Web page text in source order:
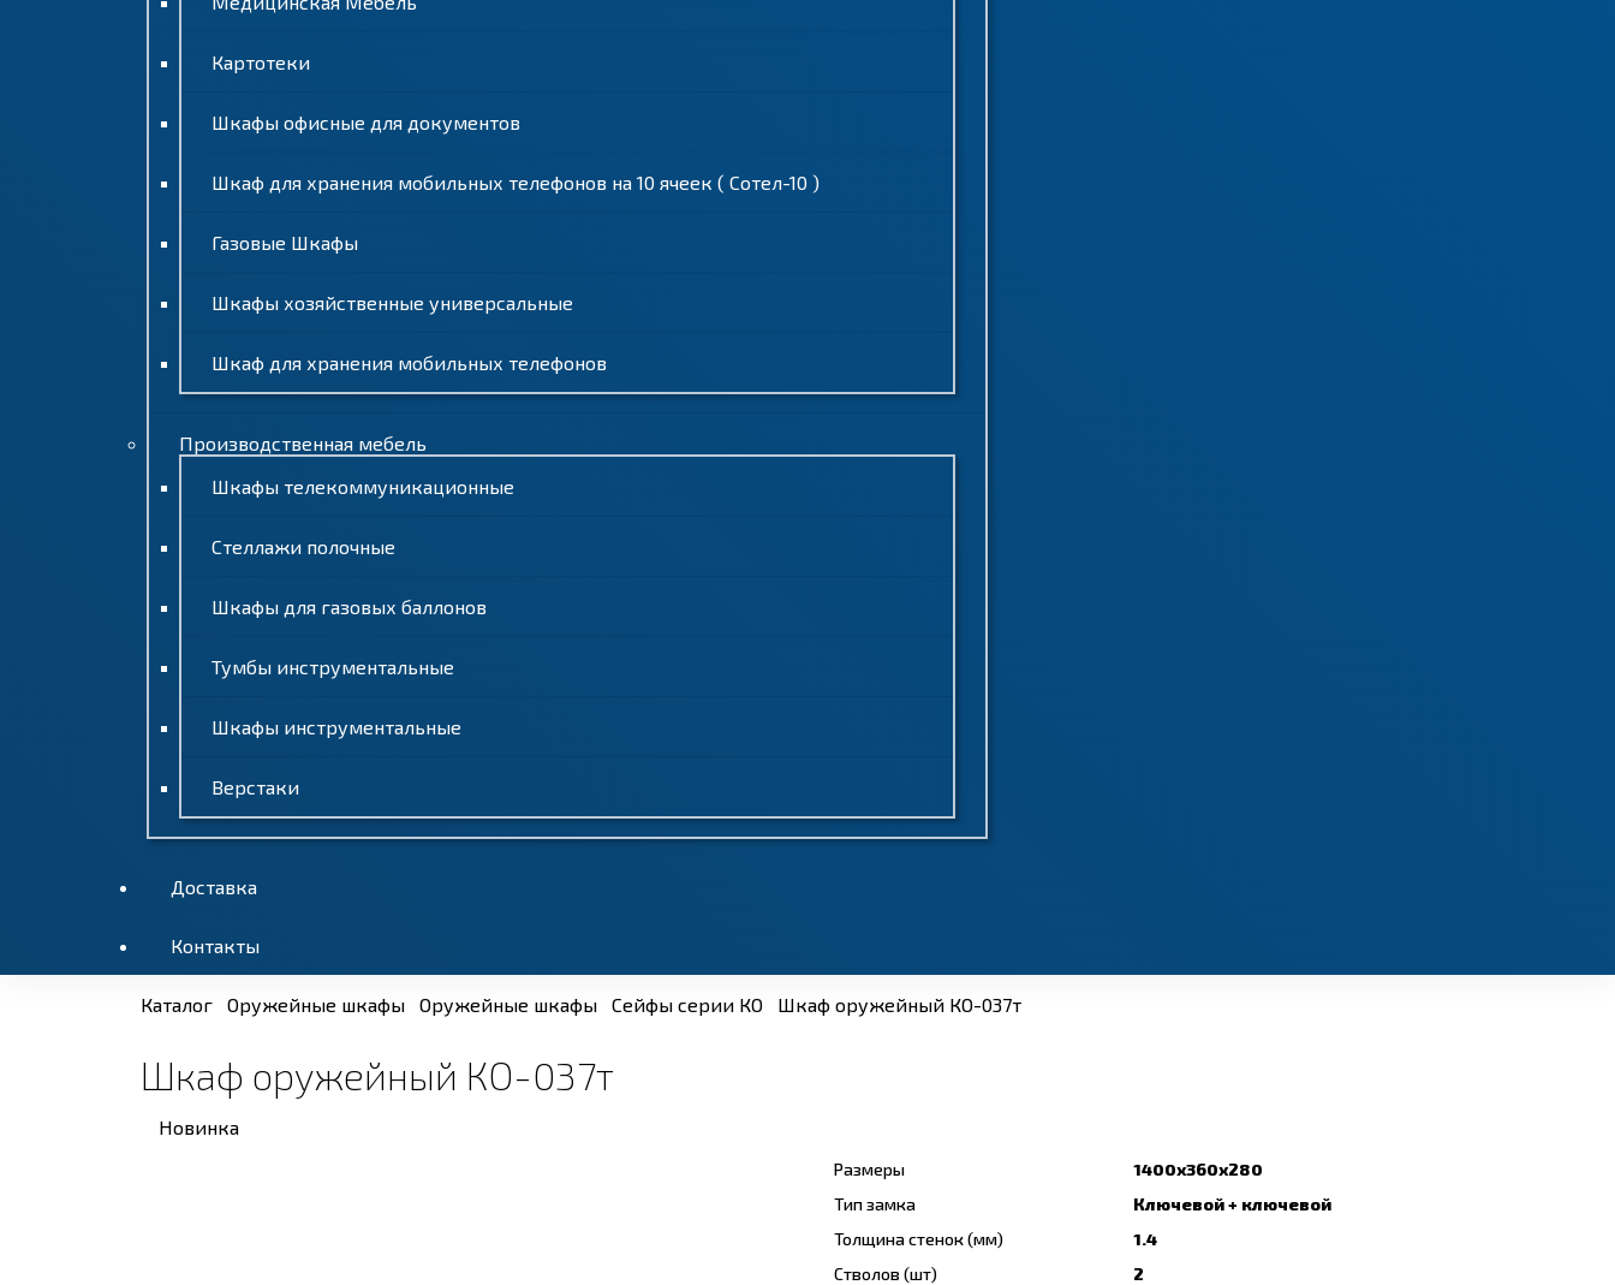
Картотеки
Шкафы офисные для документов
Шкаф для хранения мобильных телефонов на 10 ячеек ( Сотел-10 )
Газовые Шкафы
Шкафы хозяйственные универсальные
Шкаф для хранения мобильных телефонов
Производственная мебель
Шкафы телекоммуникационные
Стеллажи полочные
Шкафы для газовых баллонов
Тумбы инструментальные
Шкафы инструментальные
Верстаки
Доставка
Контакты
Каталог Оружейные шкафы Оружейные шкафы Сейфы серии КО Шкаф оружейный КО-037т
Шкаф оружейный КО-037т
Новинка
Размеры
1400x360x280
Тип замка
Ключевой + ключевой
Толщина стенок (мм)
1.4
Стволов (шт)
2